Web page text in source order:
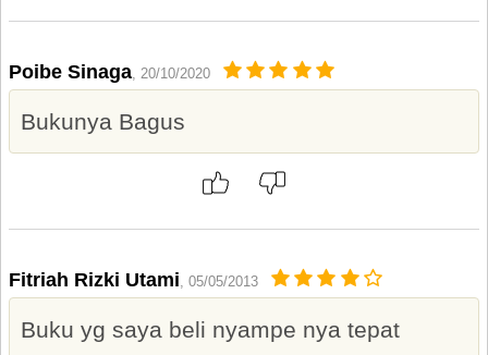
Poibe Sinaga , 20/10/2020
Bukunya Bagus
Fitriah Rizki Utami , 05/05/2013
Buku yg saya beli nyampe nya tepat